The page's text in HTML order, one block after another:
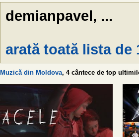
demianpavel, ...
arată toată lista de
Muzică din Moldova, 4 cântece de top